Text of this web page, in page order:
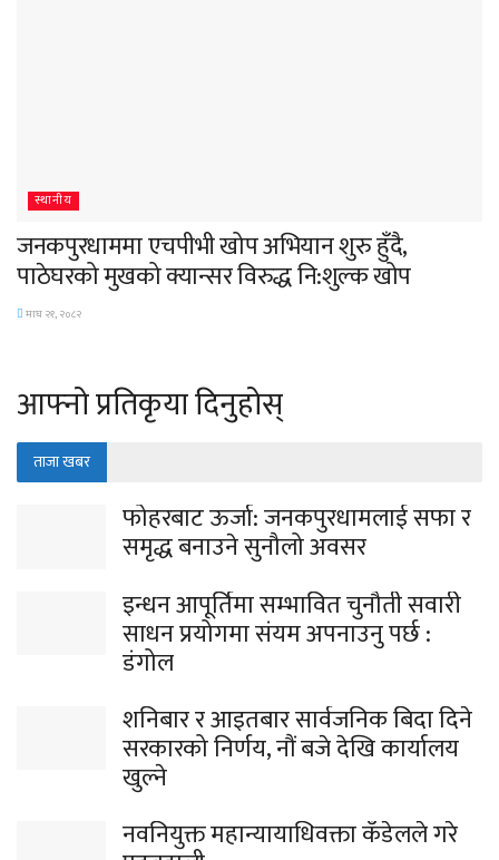
स्थानीय
जनकपुरधाममा एचपीभी खोप अभियान शुरु हुँदै,
पाठेघरको मुखको क्यान्सर विरुद्ध नि:शुल्क खोप
माघ २१, २०८२
आफ्नो प्रतिकृया दिनुहोस्
ताजा खबर
फोहरबाट ऊर्जा: जनकपुरधामलाई सफा र
समृद्ध बनाउने सुनौलो अवसर
इन्धन आपूर्तिमा सम्भावित चुनौती सवारी
साधन प्रयोगमा संयम अपनाउनु पर्छ :
डंगोल
शनिबार र आइतबार सार्वजनिक बिदा दिने
सरकारको निर्णय, नौं बजे देखि कार्यालय
खुल्ने
नवनियुक्त महान्यायाधिवक्ता कँडेलले गरे